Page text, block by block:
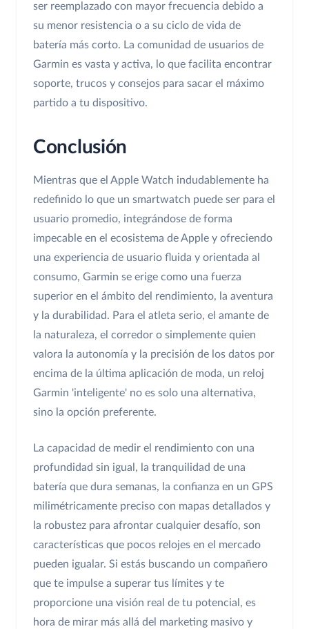
ser reemplazado con mayor frecuencia debido a
su menor resistencia o a su ciclo de vida de
batería más corto. La comunidad de usuarios de
Garmin es vasta y activa, lo que facilita encontrar
soporte, trucos y consejos para sacar el máximo
partido a tu dispositivo.
Conclusión
Mientras que el Apple Watch indudablemente ha
redefinido lo que un smartwatch puede ser para el
usuario promedio, integrándose de forma
impecable en el ecosistema de Apple y ofreciendo
una experiencia de usuario fluida y orientada al
consumo, Garmin se erige como una fuerza
superior en el ámbito del rendimiento, la aventura
y la durabilidad. Para el atleta serio, el amante de
la naturaleza, el corredor o simplemente quien
valora la autonomía y la precisión de los datos por
encima de la última aplicación de moda, un reloj
Garmin 'inteligente' no es solo una alternativa,
sino la opción preferente.
La capacidad de medir el rendimiento con una
profundidad sin igual, la tranquilidad de una
batería que dura semanas, la confianza en un GPS
milimétricamente preciso con mapas detallados y
la robustez para afrontar cualquier desafío, son
características que pocos relojes en el mercado
pueden igualar. Si estás buscando un compañero
que te impulse a superar tus límites y te
proporcione una visión real de tu potencial, es
hora de mirar más allá del marketing masivo y